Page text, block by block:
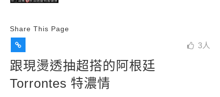
Share This Page
3 人
跟現燙透抽超搭的阿根廷
Torrontes 特濃情